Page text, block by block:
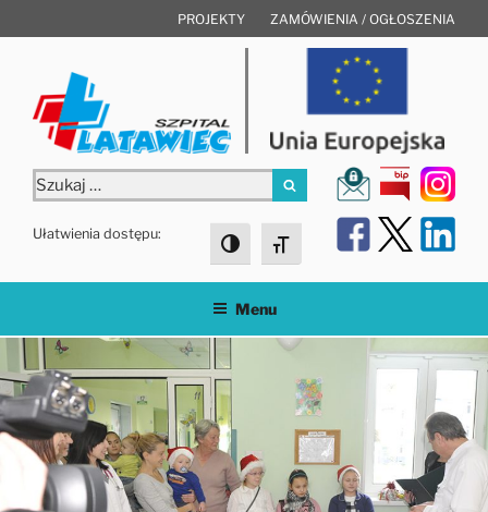
do
PROJEKTY ZAMÓWIENIA / OGŁOSZENIA
Szukaj:
Szukaj
Ułatwienia dostępu:
Toggle High Contrast
Toggle Font size
Menu